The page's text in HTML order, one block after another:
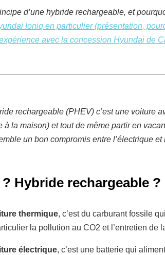
d’une hybride rechargeable, et
Ioniq en particulier (présentation,
avec la concession Hyundai de
rechargeable (PHEV) c’est une voiture
à la maison) et tout de même partir en
un bon compromis entre l’électrique
Hybride rechargeable
thermique, c’est du carburant fossile
la pollution au CO2 et l’entretien de
électrique, c’est une batterie qui